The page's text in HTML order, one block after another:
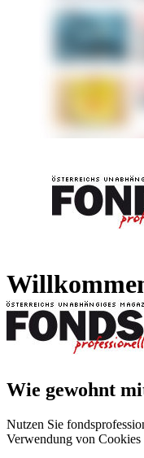
Wie gewohnt
Nutzen Sie
Verwendung von Cookies